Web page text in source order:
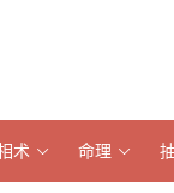
术 命理